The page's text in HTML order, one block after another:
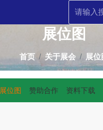
展位图
首页 关于展会 展位
展位图 赞助合作 资料下载